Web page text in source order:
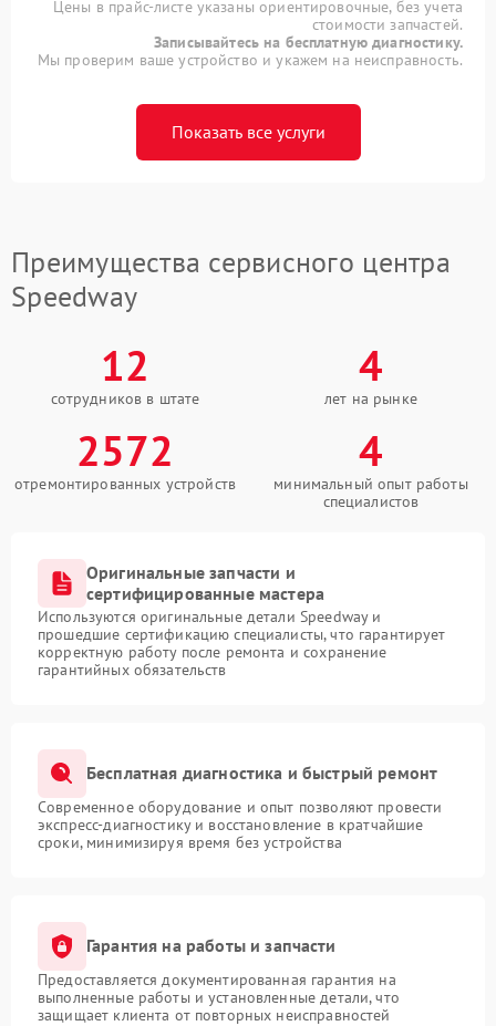
Цены в прайс-листе указаны ориентировочные, без учета
стоимости запчастей.
Записывайтесь на бесплатную диагностику.
Мы проверим ваше устройство и укажем на неисправность.
Показать все услуги
Преимущества сервисного центра
Speedway
12
сотрудников в штате
4
лет на рынке
2572
отремонтированных устройств
4
минимальный опыт работы
специалистов
Оригинальные запчасти и
сертифицированные мастера
Используются оригинальные детали Speedway и
прошедшие сертификацию специалисты, что гарантирует
корректную работу после ремонта и сохранение
гарантийных обязательств
Бесплатная диагностика и быстрый ремонт
Современное оборудование и опыт позволяют провести
экспресс-диагностику и восстановление в кратчайшие
сроки, минимизируя время без устройства
Гарантия на работы и запчасти
Предоставляется документированная гарантия на
выполненные работы и установленные детали, что
защищает клиента от повторных неисправностей